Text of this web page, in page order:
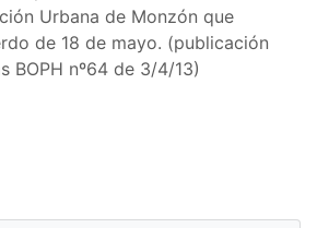
Urbana de Monzón que
de 18 de mayo. (publicación
BOPH nº64 de 3/4/13)